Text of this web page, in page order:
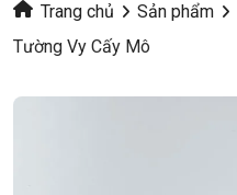
Trang chủ Sản phẩm
Tường Vy Cấy Mô